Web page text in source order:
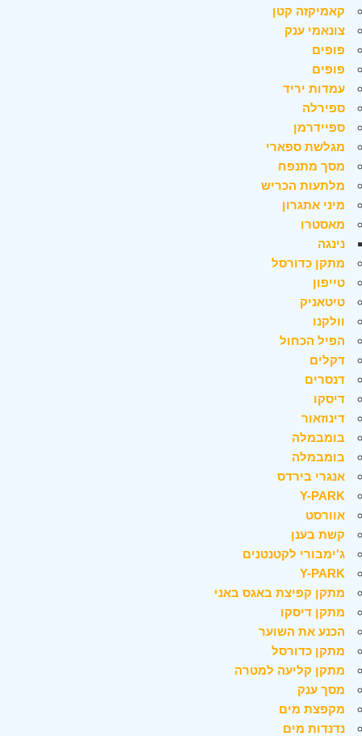
קאמיקזה קטן
צונאמי ענק
פופים
פופים
עמדות יריד
ספירלה
ספיידרמן
מגלשת ספארי
מסך מתנפח
מלתעות הכריש
מיני אתגרון
מאסטרו
נינגה
מתקן כדורסל
טייפון
טיטאניק
וולקנו
הפיל הכחול
דקלים
דנסרים
דיסקו
דינוזאור
בומבמלה
בומבמלה
אנגרי בירדס
Y-PARK
אוורסט
קשת בענן
ג'ימבורי לקטנטנים
Y-PARK
מתקן קפיצת באגס באני
מתקן דיסקו
הכנע את השוער
מתקן כדורסל
מתקן קליעה למטרה
מסך ענק
מקפצת מים
נדנדות מים